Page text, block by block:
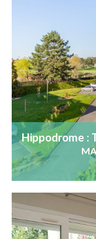
Hippodrome :